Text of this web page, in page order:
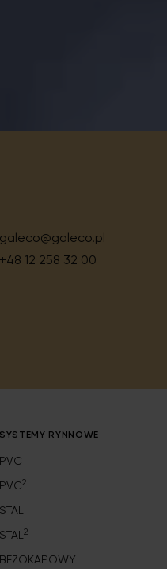
galeco@galeco.pl
+48 12 258 32 00
SYSTEMY RYNNOWE
PVC
PVC2
STAL
STAL2
BEZOKAPOWY